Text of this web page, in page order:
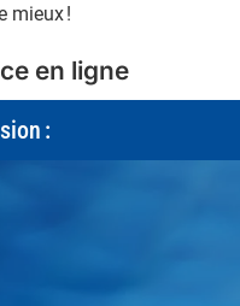
mieux !
en ligne
: